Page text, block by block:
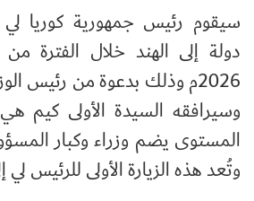
سيقوم رئيس جمهورية كوريا لي
2026م وذلك بدعوة من رئيس
وسيرافقه السيدة الأولى كيم
المستوى يضم وزراء وكبار
وتُعد هذه الزيارة الأولى للرئيس لي